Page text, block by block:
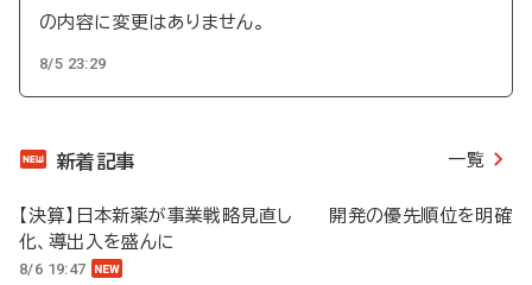
の内容に変更はありません。
8/5 23:29
新着記事 一覧
【決算】日本新薬が事業戦略見直し 開発の優先順位を明確
化、導出入を盛んに
8/6 19:47